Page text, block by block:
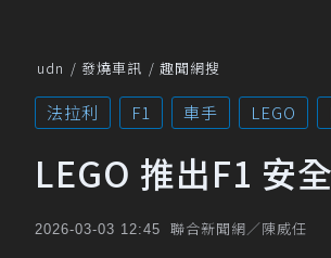
udn 發燒車訊 趣聞網搜
法拉利 F1 車手 LEGO
LEGO 推出F1 安
2026-03-03 12:45 聯合新聞網／陳威任